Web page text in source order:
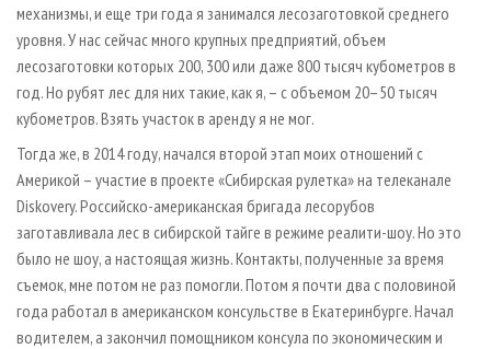
механизмы, и еще три года я занимался лесозаготовкой среднего
уровня. У нас сейчас много крупных предприятий, объем
лесозаготовки которых 200, 300 или даже 800 тысяч кубометров в
год. Но рубят лес для них такие, как я, – с объемом 20–50 тысяч
кубометров. Взять участок в аренду я не мог.
Тогда же, в 2014 году, начался второй этап моих отношений с
Америкой – участие в проекте «Сибирская рулетка» на телеканале
Diskovery. Российско-американская бригада лесорубов
заготавливала лес в сибирской тайге в режиме реалити-шоу. Но это
было не шоу, а настоящая жизнь. Контакты, полученные за время
съемок, мне потом не раз помогли. Потом я почти два с половиной
года работал в американском консульстве в Екатеринбурге. Начал
водителем, а закончил помощником консула по экономическим и